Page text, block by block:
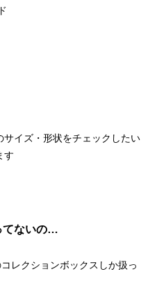
イズ・形状をチェックしたい
す
てないの…
レクションボックスしか扱っ